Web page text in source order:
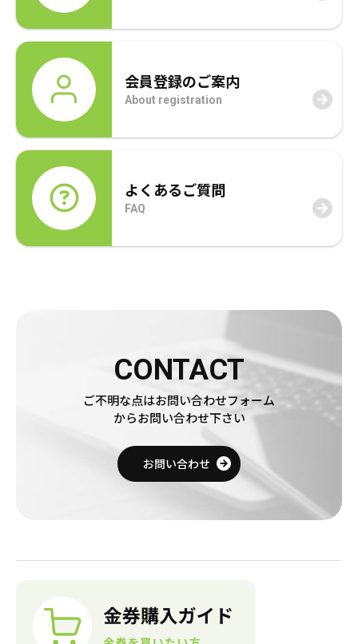
会員登録のご案内
About registration
よくあるご質問
FAQ
CONTACT
ご不明な点はお問い合わせフォーム
からお問い合わせ下さい
お問い合わせ